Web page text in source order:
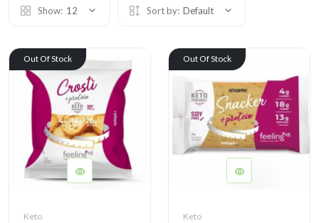
Show: 12 Sort by: Default
Out Of Stock
Keto
Out Of Stock
Keto